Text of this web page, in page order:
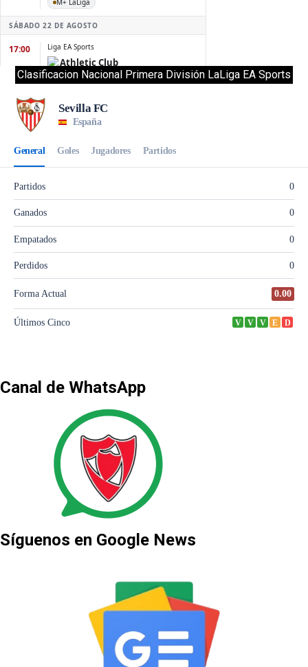
Clasificacion Nacional Primera División LaLiga EA Sports
Canal de WhatsApp
Síguenos en Google News